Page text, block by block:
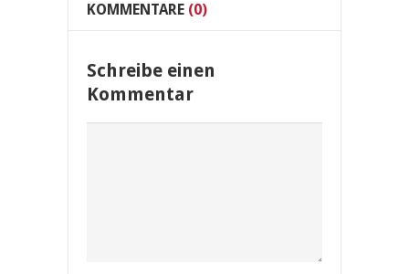
KOMMENTARE (0)
Schreibe einen
Kommentar